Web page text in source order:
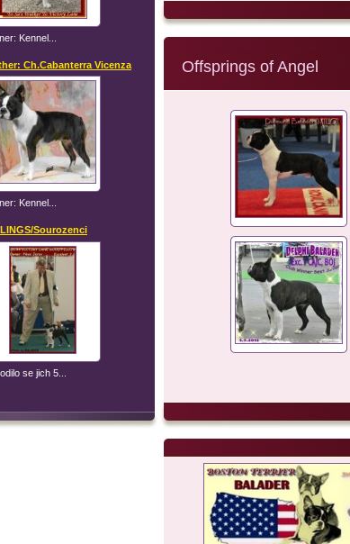
Offsprings of Angel
Kennel...
Ch.Cabanterra Vicenza
Kennel...
Sourozenci
se jich 5...